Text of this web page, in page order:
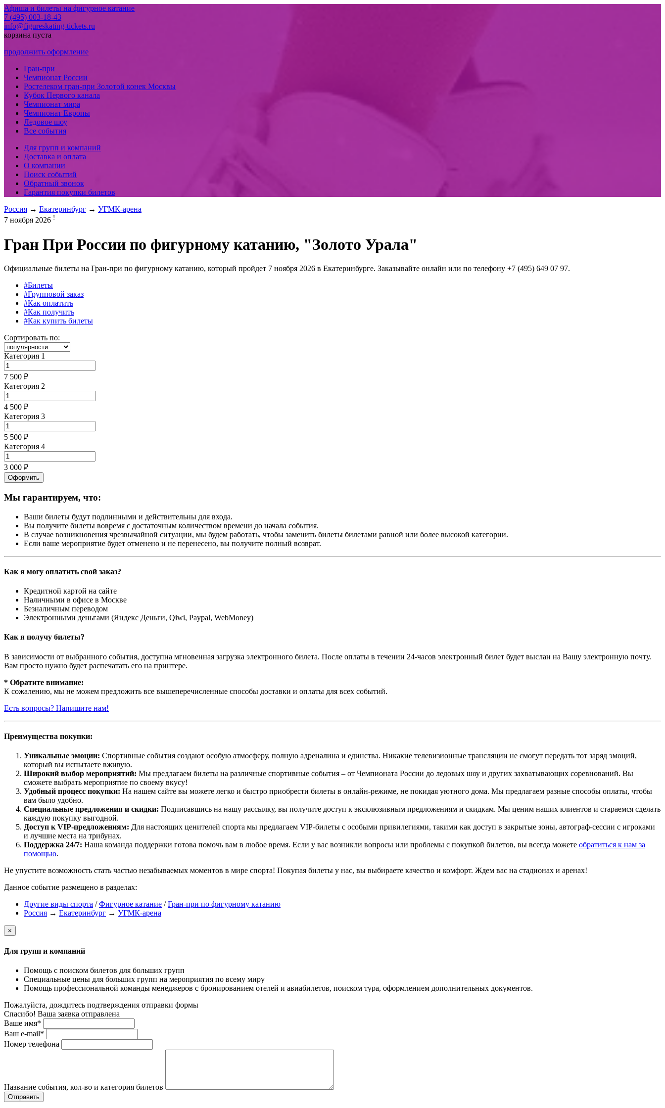
Афиша и билеты на фигурное катание
7 (495) 003-18-43
info@figureskating-tickets.ru
корзина пуста
продолжить оформление
Гран-при
Чемпионат России
Ростелеком гран-при Золотой конек Москвы
Кубок Первого канала
Чемпионат мира
Чемпионат Европы
Ледовое шоу
Все события
Для групп и компаний
Доставка и оплата
О компании
Поиск событий
Обратный звонок
Гарантия покупки билетов
Россия → Екатеринбург → УГМК-арена
7 ноября 2026 !
Гран При России по фигурному катанию, "Золото Урала"
Официальные билеты на Гран-при по фигурному катанию, который пройдет 7 ноября 2026 в Екатеринбурге. Заказывайте онлайн или по телефону +7 (495) 649 07 97.
#Билеты
#Групповой заказ
#Как оплатить
#Как получить
#Как купить билеты
Сортировать по:
Категория 1
7 500 ₽
Категория 2
4 500 ₽
Категория 3
5 500 ₽
Категория 4
3 000 ₽
Оформить
Мы гарантируем, что:
Ваши билеты будут подлинными и действительны для входа.
Вы получите билеты вовремя с достаточным количеством времени до начала события.
В случае возникновения чрезвычайной ситуации, мы будем работать, чтобы заменить билеты билетами равной или более высокой категории.
Если ваше мероприятие будет отменено и не перенесено, вы получите полный возврат.
Как я могу оплатить свой заказ?
Кредитной картой на сайте
Наличными в офисе в Москве
Безналичным переводом
Электронными деньгами (Яндекс Деньги, Qiwi, Paypal, WebMoney)
Как я получу билеты?
В зависимости от выбранного события, доступна мгновенная загрузка электронного билета. После оплаты в течении 24-часов электронный билет будет выслан на Вашу электронную почту.
Вам просто нужно будет распечатать его на принтере.
* Обратите внимание:
К сожалению, мы не можем предложить все вышеперечисленные способы доставки и оплаты для всех событий.
Есть вопросы? Напишите нам!
Преимущества покупки:
Уникальные эмоции: Спортивные события создают особую атмосферу, полную адреналина и единства. Никакие телевизионные трансляции не смогут передать тот заряд эмоций,
который вы испытаете вживую.
Широкий выбор мероприятий: Мы предлагаем билеты на различные спортивные события – от Чемпионата России до ледовых шоу и других захватывающих соревнований. Вы
сможете выбрать мероприятие по своему вкусу!
Удобный процесс покупки: На нашем сайте вы можете легко и быстро приобрести билеты в онлайн-режиме, не покидая уютного дома. Мы предлагаем разные способы оплаты, чтобы
вам было удобно.
Специальные предложения и скидки: Подписавшись на нашу рассылку, вы получите доступ к эксклюзивным предложениям и скидкам. Мы ценим наших клиентов и стараемся сделать
каждую покупку выгодной.
Доступ к VIP-предложениям: Для настоящих ценителей спорта мы предлагаем VIP-билеты с особыми привилегиями, такими как доступ в закрытые зоны, автограф-сессии с игроками
и лучшие места на трибунах.
Поддержка 24/7: Наша команда поддержки готова помочь вам в любое время. Если у вас возникли вопросы или проблемы с покупкой билетов, вы всегда можете обратиться к нам за
помощью.
Не упустите возможность стать частью незабываемых моментов в мире спорта! Покупая билеты у нас, вы выбираете качество и комфорт. Ждем вас на стадионах и аренах!
Данное событие размещено в разделах:
Другие виды спорта /Фигурное катание /Гран-при по фигурному катанию
Россия → Екатеринбург → УГМК-арена
×
Для групп и компаний
Помощь с поиском билетов для больших групп
Специальные цены для больших групп на мероприятия по всему миру
Помощь профессиональной команды менеджеров с бронированием отелей и авиабилетов, поиском тура, оформлением дополнительных документов.
Пожалуйста, дождитесь подтверждения отправки формы
Спасибо! Ваша заявка отправлена
Ваше имя*
Ваш e-mail*
Номер телефона
Название события, кол-во и категория билетов